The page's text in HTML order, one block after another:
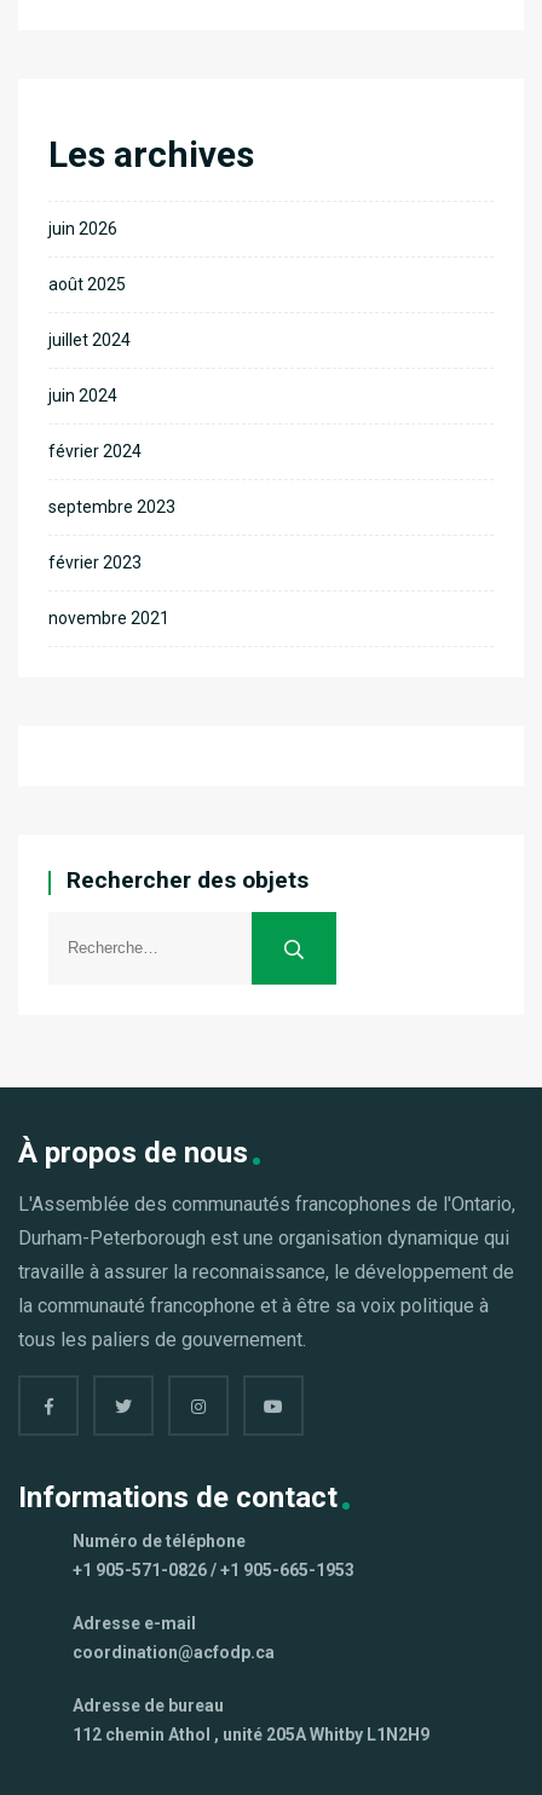
Les archives
juin 2026
août 2025
juillet 2024
juin 2024
février 2024
septembre 2023
février 2023
novembre 2021
Rechercher des objets
À propos de nous
L'Assemblée des communautés francophones de l'Ontario,
Durham-Peterborough est une organisation dynamique qui
travaille à assurer la reconnaissance, le développement de
la communauté francophone et à être sa voix politique à
tous les paliers de gouvernement.
Informations de contact
Numéro de téléphone
+1 905-571-0826 / +1 905-665-1953
Adresse e-mail
coordination@acfodp.ca
Adresse de bureau
112 chemin Athol , unité 205A Whitby L1N2H9